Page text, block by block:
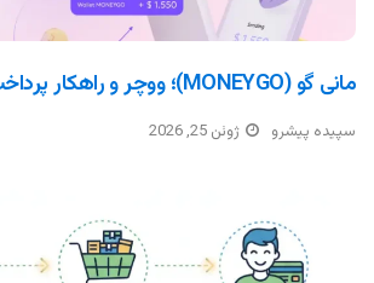
مانی گو (MONEYGO)؛ ووچر و راهکار پرداخت ارزی
سپیده پیشرو ژوئن 25, 2026